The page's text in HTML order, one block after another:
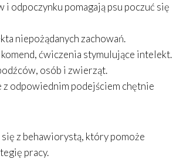
i odpoczynku pomagają psu poczuć się
niepożądanych zachowań.
ćwiczenia stymulujące intelekt.
osób i zwierząt.
z odpowiednim podejściem chętnie
z behawiorystą, który pomoże
pracy.